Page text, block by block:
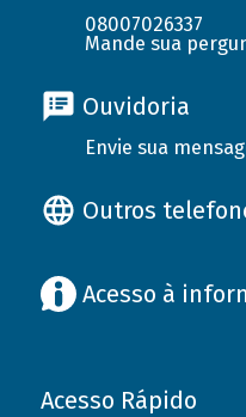
08007026337
Mande sua
Ouvidoria
Envie sua
Outros
Acesso à
Acesso Rápido